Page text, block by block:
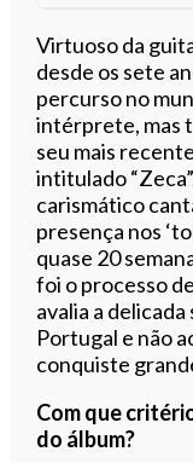
Virtuoso da
desde os sete
percurso no
intérprete, mas
seu mais
intitulado
carismático
presença nos
quase 20
foi o processo
avalia a
Portugal e não
conquiste
Com que
do álbum?